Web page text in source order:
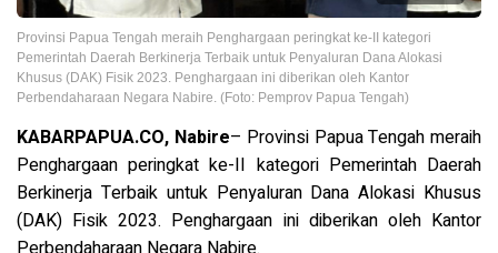
Provinsi Papua Tengah meraih Penghargaan peringkat ke-II kategori
Pemerintah Daerah Berkinerja Terbaik untuk Penyaluran Dana Alokasi
Khusus (DAK) Fisik 2023. Penghargaan ini diberikan oleh Kantor
Perbendaharaan Negara Nabire. (Foto: Pemprov Papua Tengah)
KABARPAPUA.CO, Nabire– Provinsi Papua Tengah meraih
Penghargaan peringkat ke-II kategori Pemerintah Daerah
Berkinerja Terbaik untuk Penyaluran Dana Alokasi Khusus
(DAK) Fisik 2023. Penghargaan ini diberikan oleh Kantor